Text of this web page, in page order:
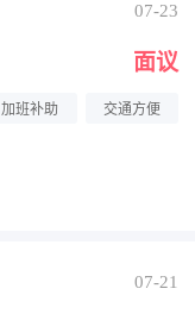
07-23
面议
加班补助 交通方便
07-21